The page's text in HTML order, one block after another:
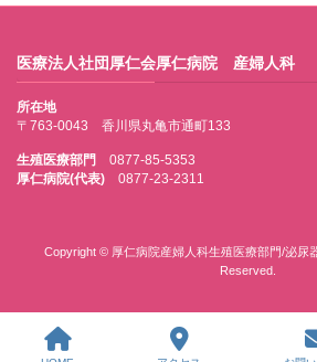
医療法人社団厚仁会厚仁病院 産婦人科
所在地
〒763-0043 香川県丸亀市通町133
生殖医療部門
0877-85-5353
厚仁病院(代表) 0877-23-2311
Copyright © 厚仁病院産婦人科生殖医療部門/泌尿
Reserved.